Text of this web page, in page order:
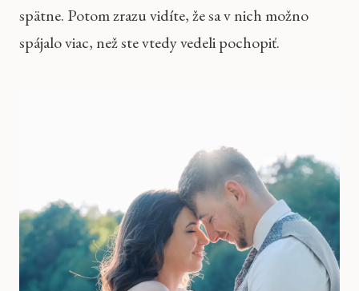
spätne. Potom zrazu vidíte, že sa v nich možno
spájalo viac, než ste vtedy vedeli pochopiť.